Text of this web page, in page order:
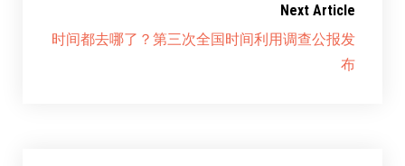
Next Article
时间都去哪了？第三次全国时间利用调查公报发
布